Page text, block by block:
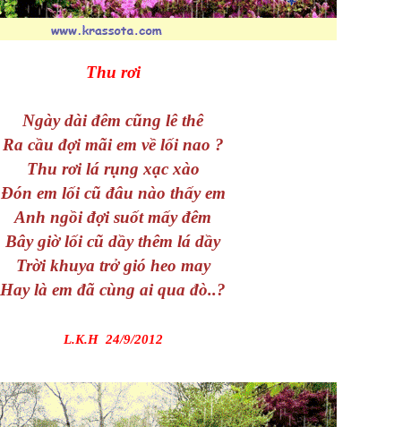
Thu rơi
Ngày dài đêm cũng lê thê
Ra cầu đợi mãi em về lối nao ?
Thu rơi lá rụng xạc xào
Đón em lối cũ đâu nào thấy em
Anh ngồi đợi suốt mấy đêm
Bây giờ lối cũ dầy thêm lá dầy
Trời khuya trở gió heo may
Hay là em đã cùng ai qua đò..?
L.K.H 24/9/2012